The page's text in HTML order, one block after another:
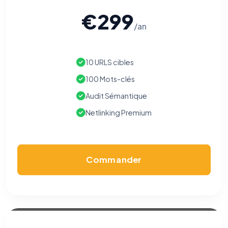
€299/an
10 URLS cibles
100 Mots-clés
Audit Sémantique
Netlinking Premium
Commander